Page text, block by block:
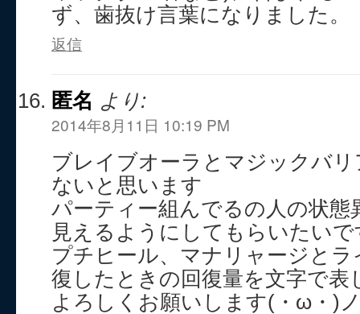
ず、歯抜け言葉になりました。
返信
匿名 より:
2014年8月11日 10:19 PM
ブレイブオーラとマジックバ
ないと思います
パーティー組んでるの人の状態
見えるようにしてもらいたいで
プチヒール、マナリャージと
復したときの回復量を文字で表
よろしくお願いします(・ω・)